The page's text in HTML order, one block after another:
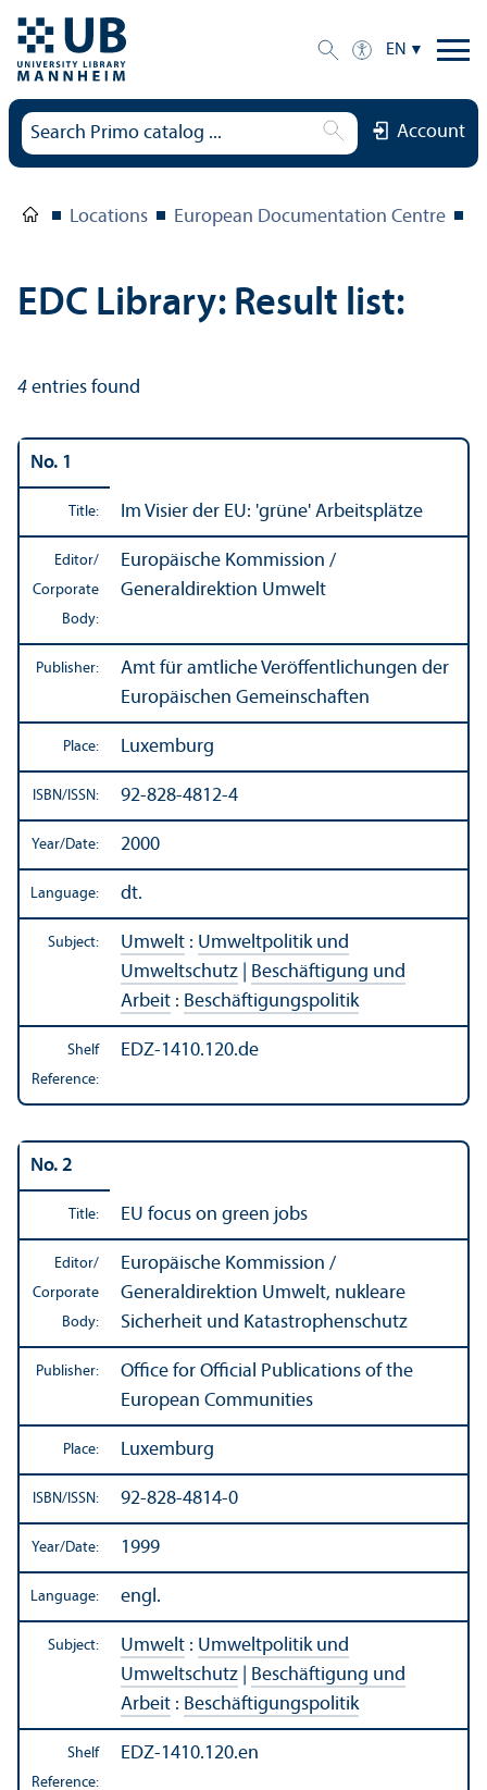
EN
Account
Locations European Documentation Centre
EDC Library: Result list:
4 entries found
No. 1
Title: Im Visier der EU: 'grüne' Arbeitsplätze
Editor/
Corporate
Body:
Europäische Kommission /
Generaldirektion Umwelt
Publisher:
Amt für amtliche Veröffentlichungen der
Europäischen Gemeinschaften
Place: Luxemburg
ISBN/ISSN: 92-828-4812-4
Year/Date: 2000
Language: dt.
Subject: Umwelt : Umweltpolitik und
Umweltschutz
Beschäftigung und
Arbeit : Beschäftigungspolitik
Shelf
Reference:
EDZ-1410.120.de
No. 2
Title: EU focus on green jobs
Editor/
Corporate
Body:
Europäische Kommission /
Generaldirektion Umwelt, nukleare
Sicherheit und Katastrophenschutz
Publisher:
Office for Official Publications of the
European Communities
Place: Luxemburg
ISBN/ISSN: 92-828-4814-0
Year/Date: 1999
Language: engl.
Subject: Umwelt : Umweltpolitik und
Umweltschutz
Beschäftigung und
Arbeit : Beschäftigungspolitik
Shelf
Reference:
EDZ-1410.120.en